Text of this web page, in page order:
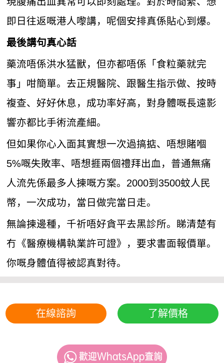
即日往返嘅港人嚟講，呢個安排真係貼心到爆。
最後講句真心話
藥流唔係洪水猛獸，但亦都唔係「食粒藥就完
事」咁簡單。去正規醫院、跟醫生指示做、按時
複查、好好休息，成功率好高，對身體嘅長遠影
響亦都比手術流產細。
但如果你心入面其實想一次過搞掂、唔想賭嗰
5%嘅失敗率、唔想捱兩個禮拜出血，普通無痛
人流先係最多人揀嘅方案。2000到3500蚊人民
幣，一次成功，當日做完當日走。
無論揀邊種，千祈唔好貪平去黑診所。睇清楚有
冇《醫療機構執業許可證》，要求書面報價單。
你嘅身體值得被認真對待。
在線諮詢 了解價格